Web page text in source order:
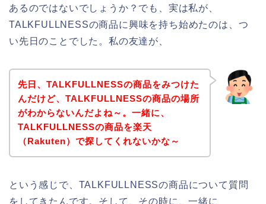
あるのではないでしょうか？でも、実は私が、
TALKFULLNESSの商品に興味を持ち始めたのは、つ
い先日のことでした。私の友達が、
先日、TALKFULLNESSの商品をみつけた
んだけど、TALKFULLNESSの商品の場所
がわからないんだよね～。一緒に、
TALKFULLNESSの商品を楽天
（Rakuten）で探してくれないかな～
という感じで、TALKFULLNESSの商品について質問
をしてきたんです。そして、その時に、一緒に